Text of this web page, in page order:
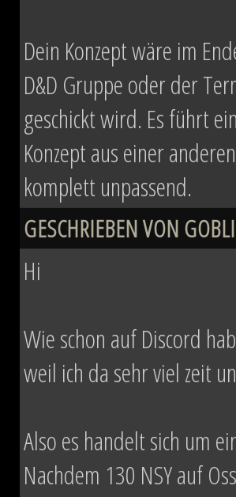
Dein Konzept wäre im
D&D Gruppe oder der
geschickt wird. Es führt
Konzept aus einer
komplett unpassend.
GESCHRIEBEN VON
Hi
Wie schon auf Discord
weil ich da sehr viel zeit
Also es handelt sich um
Nachdem 130 NSY auf